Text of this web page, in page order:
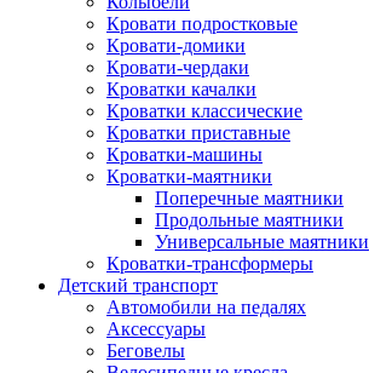
Кровати подростковые
Кровати-домики
Кровати-чердаки
Кроватки качалки
Кроватки классические
Кроватки приставные
Кроватки-машины
Кроватки-маятники
Поперечные маятники
Продольные маятники
Универсальные маятники
Кроватки-трансформеры
Детский транспорт
Автомобили на педалях
Аксессуары
Беговелы